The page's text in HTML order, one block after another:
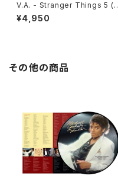
V.A. - Stranger Things 5 (S
oundtrack From The Netfli
x Series)(Cassette Tape)
¥4,950
その他の商品